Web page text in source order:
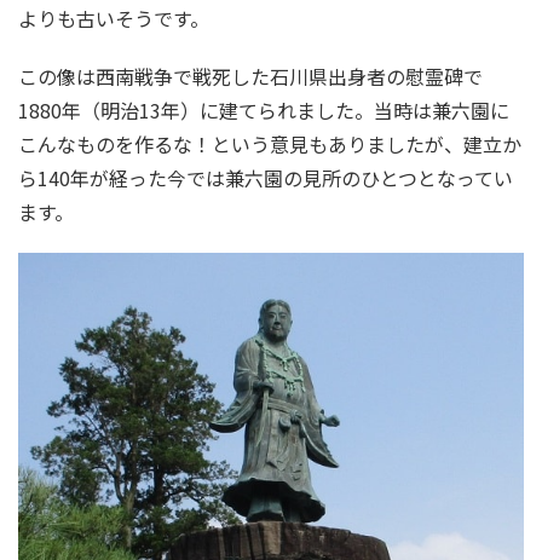
よりも古いそうです。
この像は西南戦争で戦死した石川県出身者の慰霊碑で
1880年（明治13年）に建てられました。当時は兼六園に
こんなものを作るな！という意見もありましたが、建立か
ら140年が経った今では兼六園の見所のひとつとなってい
ます。